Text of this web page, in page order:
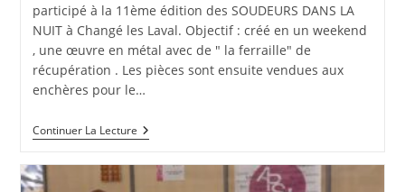
participé à la 11ème édition des SOUDEURS DANS LA
NUIT à Changé les Laval. Objectif : créé en un weekend
, une œuvre en métal avec de " la ferraille" de
récupération . Les pièces sont ensuite vendues aux
enchères pour le…
Continuer La LectureLES
SOUDEURS